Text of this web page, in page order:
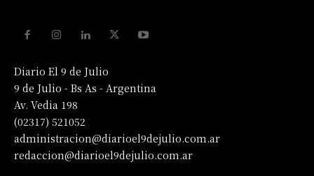
Diario El 9 de Julio
9 de Julio - Bs As - Argentina
Av. Vedia 198
(02317) 521052
administracion@diarioel9dejulio.com.ar
redaccion@diarioel9dejulio.com.ar